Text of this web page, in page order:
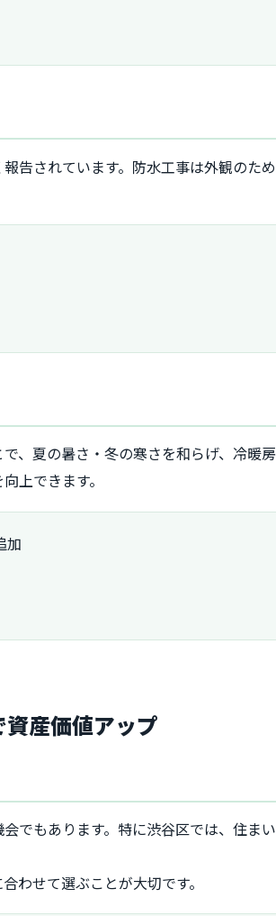
告されています。防水工事は外観のた
夏の暑さ・冬の寒さを和らげ、冷暖房
上できます。
加
資産価値アップ
でもあります。特に渋谷区では、住ま
わせて選ぶことが大切です。